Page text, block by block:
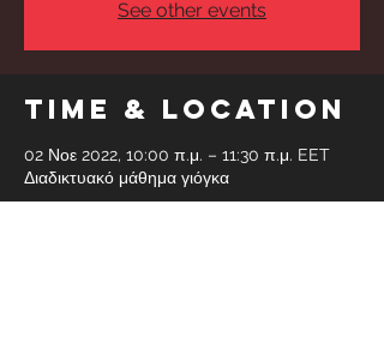
See other events
Time & Location
02 Νοε 2022, 10:00 π.μ. – 11:30 π.μ. EET
Διαδικτυακό μάθημα γιόγκα